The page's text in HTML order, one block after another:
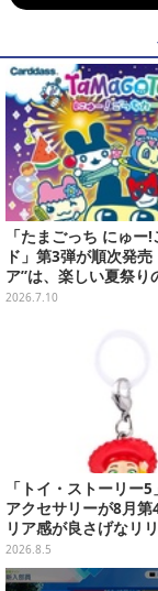
「たまごっち にゅー
ド」第3弾が順次発売
ア”は、楽しい夏祭り
ルアートに
2026.7.10
「トイ・ストーリー
アクセサリーが8月第
リア感が良さげなリ
や、ジェシーなど全5
ップ
2026.8.5